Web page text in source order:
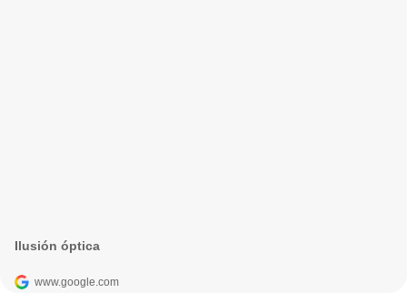
Ilusión óptica
www.google.com